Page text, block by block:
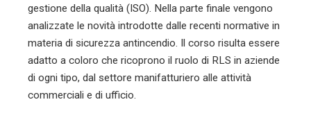
gestione della qualità (ISO). Nella parte finale vengono
analizzate le novità introdotte dalle recenti normative in
materia di sicurezza antincendio. Il corso risulta essere
adatto a coloro che ricoprono il ruolo di RLS in aziende
di ogni tipo, dal settore manifatturiero alle attività
commerciali e di ufficio.